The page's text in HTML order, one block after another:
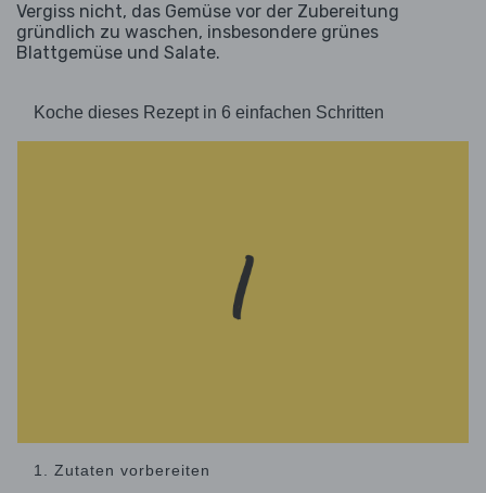
Vergiss nicht, das Gemüse vor der Zubereitung
gründlich zu waschen, insbesondere grünes
Blattgemüse und Salate.
Koche dieses Rezept in 6 einfachen Schritten
1. Zutaten vorbereiten